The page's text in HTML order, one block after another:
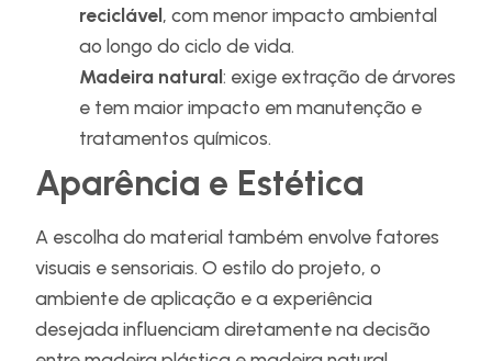
reciclável, com menor impacto ambiental
ao longo do ciclo de vida.
Madeira natural: exige extração de árvores
e tem maior impacto em manutenção e
tratamentos químicos.
Aparência e Estética
A escolha do material também envolve fatores
visuais e sensoriais. O estilo do projeto, o
ambiente de aplicação e a experiência
desejada influenciam diretamente na decisão